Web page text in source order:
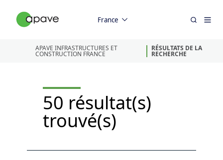
France
APAVE INFRASTRUCTURES ET
CONSTRUCTION FRANCE
RÉSULTATS DE LA
RECHERCHE
50 résultat(s)
trouvé(s)